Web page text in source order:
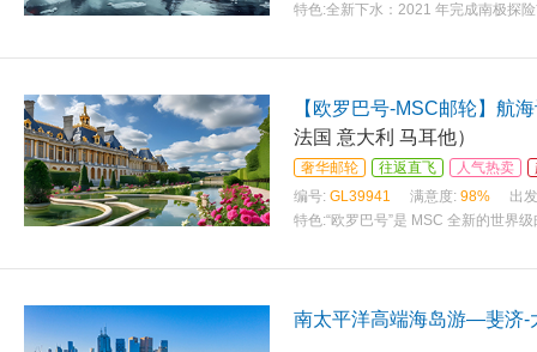
特色:全新下水：2021 年完成南极探
【欧罗巴号-MSC邮轮】航
法国 意大利 马耳他）
奢华邮轮 往返直飞 人气热卖
编号: GL39941 满意度: 98%
出
特色:“欧罗巴号”是 MSC 全新的世界
南太平洋高端海岛游—斐济-